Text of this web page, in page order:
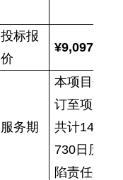
投标报
价
服务期
本项目代建
订至项目竣
共计1460
730日历天
陷责任期